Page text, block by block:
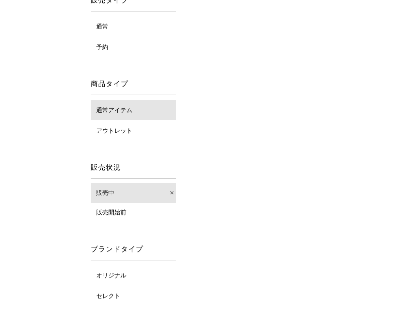
通常
予約
商品タイプ
通常アイテム
アウトレット
販売状況
販売中
販売開始前
ブランドタイプ
オリジナル
セレクト